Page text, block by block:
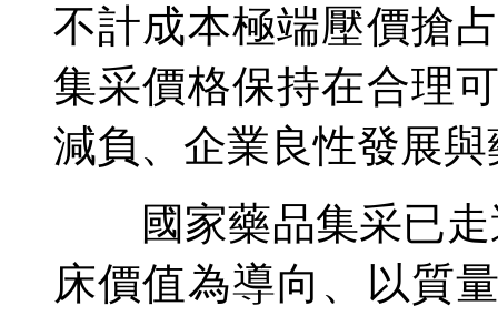
不計成本極端壓價搶
集采價格保持在合理
減負、企業良性發展
國家藥品集采已走
床價值為導向、以質